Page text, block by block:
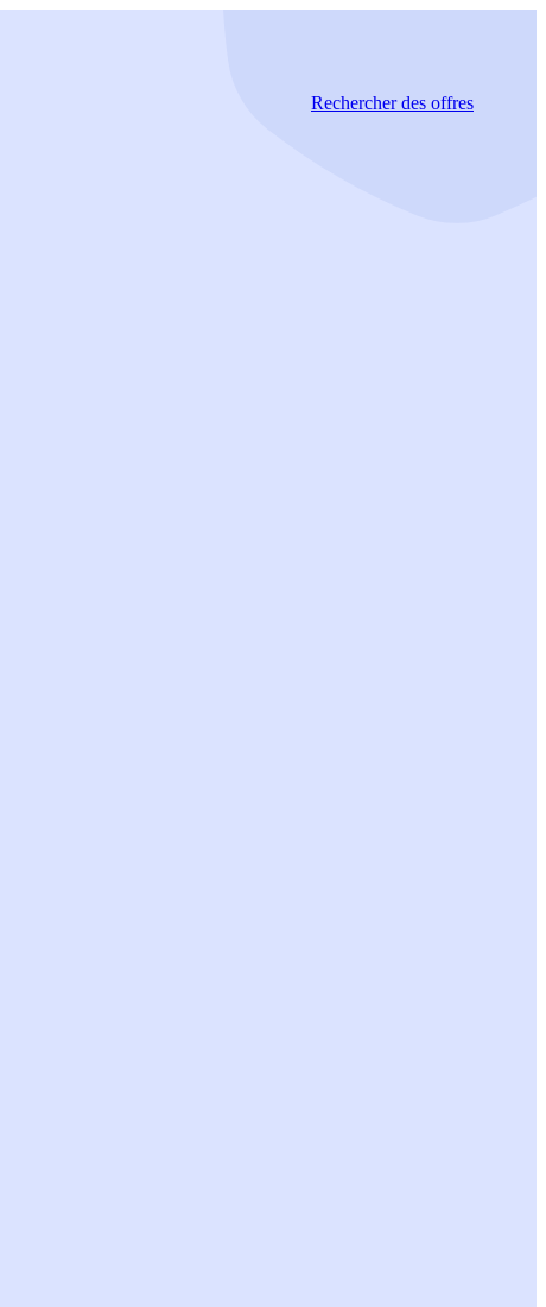
Rechercherdes offres